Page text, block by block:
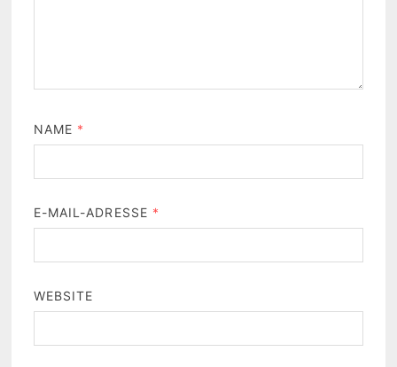
NAME *
E-MAIL-ADRESSE *
WEBSITE